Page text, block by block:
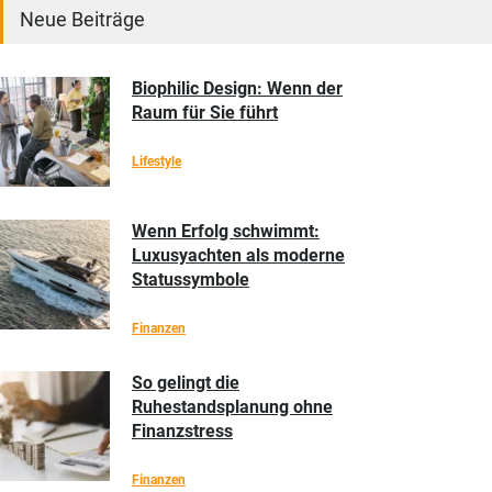
Neue Beiträge
Biophilic Design: Wenn der
Raum für Sie führt
Lifestyle
Wenn Erfolg schwimmt:
Luxusyachten als moderne
Statussymbole
Finanzen
So gelingt die
Ruhestandsplanung ohne
Finanzstress
Finanzen